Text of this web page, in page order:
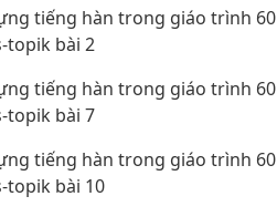
tiếng hàn trong giáo trình 60
topik bài 2
tiếng hàn trong giáo trình 60
topik bài 7
tiếng hàn trong giáo trình 60
topik bài 10